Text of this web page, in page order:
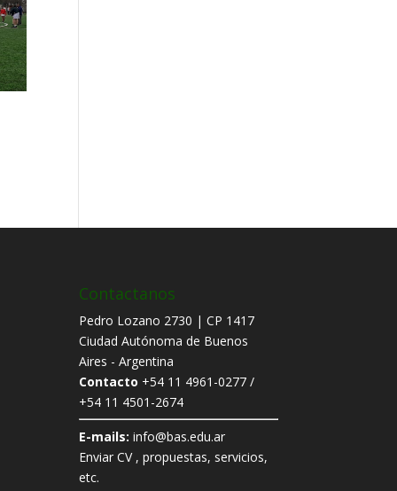
Contactanos
Pedro Lozano 2730 | CP 1417
Ciudad Autónoma de Buenos
Aires - Argentina
Contacto +54 11 4961-0277 /
+54 11 4501-2674
E-mails: info@bas.edu.ar
Enviar CV , propuestas, servicios,
etc.